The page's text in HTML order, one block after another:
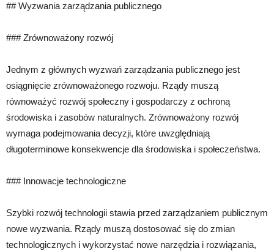
## Wyzwania zarządzania publicznego
### Zrównoważony rozwój
Jednym z głównych wyzwań zarządzania publicznego jest
osiągnięcie zrównoważonego rozwoju. Rządy muszą
równoważyć rozwój społeczny i gospodarczy z ochroną
środowiska i zasobów naturalnych. Zrównoważony rozwój
wymaga podejmowania decyzji, które uwzględniają
długoterminowe konsekwencje dla środowiska i społeczeństwa.
### Innowacje technologiczne
Szybki rozwój technologii stawia przed zarządzaniem publicznym
nowe wyzwania. Rządy muszą dostosować się do zmian
technologicznych i wykorzystać nowe narzędzia i rozwiązania,